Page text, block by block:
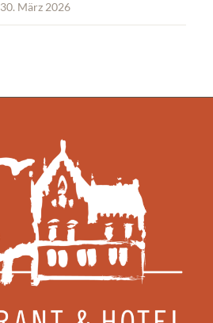
30. März 2026